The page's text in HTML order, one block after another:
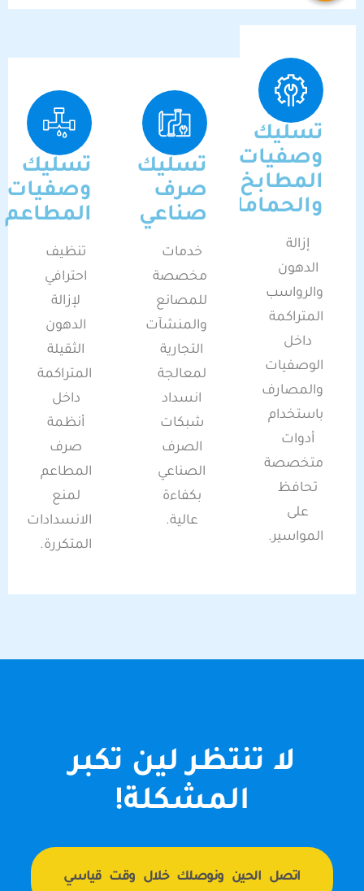
تسليك
وصفيات
المطابخ
والحمامات
إزالة
الدهون
والرواسب
المتراكمة
داخل
الوصفيات
والمصارف
باستخدام
أدوات
متخصصة
تحافظ
على
المواسير.
تسليك
صرف
صناعي
خدمات
مخصصة
للمصانع
والمنشآت
التجارية
لمعالجة
انسداد
شبكات
الصرف
الصناعي
بكفاءة
عالية.
تسليك
وصفيات
المطاعم
تنظيف
احترافي
لإزالة
الدهون
الثقيلة
المتراكمة
داخل
أنظمة
صرف
المطاعم
لمنع
الانسدادات
المتكررة.
لا تنتظر لين تكبر
المشكلة!
اتصل الحين ونوصلك خلال وقت قياسي